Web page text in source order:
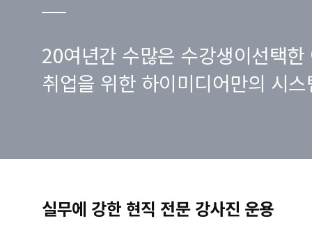
20여년간 수많은 수강생이선택한
취업을 위한 하이미디어만의 시
실무에 강한 현직 전문 강사진 운용